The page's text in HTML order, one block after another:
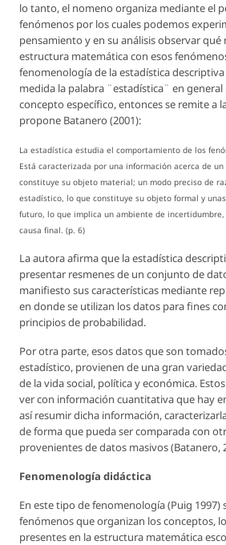
lo tanto, el nomeno organiza mediante el
fenómenos por los cuales podemos
pensamiento y en su análisis observar qué
estructura matemática con esos
fenomenología de la estadística
medida la palabra ¨estadística¨ en general
concepto específico, entonces se remite a
propone Batanero (2001):
La estadística estudia el comportamiento de los
Está caracterizada por una información acerca de
constituye su objeto material; un modo preciso de
estadístico, lo que constituye su objeto formal y
futuro, lo que implica un ambiente de
causa final. (p. 6)
La autora afirma que la estadística
presentar resmenes de un conjunto de
manifiesto sus características mediante
en donde se utilizan los datos para fines
principios de probabilidad.
Por otra parte, esos datos que son
estadístico, provienen de una gran
de la vida social, política y económica.
ver con información cuantitativa que hay
así resumir dicha información,
de forma que pueda ser comparada con
provenientes de datos masivos (Batanero,
Fenomenología didáctica
En este tipo de fenomenología (Puig 1997)
fenómenos que organizan los conceptos,
presentes en la estructura matemática